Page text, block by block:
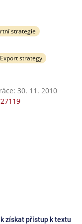
strategie
Export strategy
30. 11. 2010
získat přístup k textu